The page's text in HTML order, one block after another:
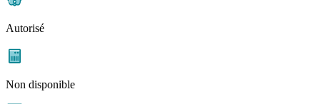
Autorisé
Non disponible